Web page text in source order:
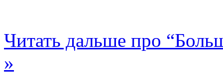
Читать дальше про
»